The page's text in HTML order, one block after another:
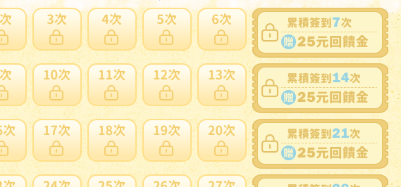
更多此賣家商品
【GK】堀一郎 黄瀬戸茶碗 茶道具 共箱 共布 栞 無
傷 本物保証！
更多此賣家商品
10,725円
NT2320元